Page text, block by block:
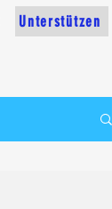
Unterstützen